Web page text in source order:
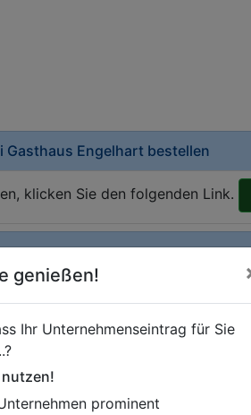
Gasthaus Engelhart bestellen
klicken Sie den folgenden Link.
Informationen hinzufügen?
Ihren Firmeneintrag um
abheben.
genießen!
Ihr Unternehmenseintrag für Sie
prominent